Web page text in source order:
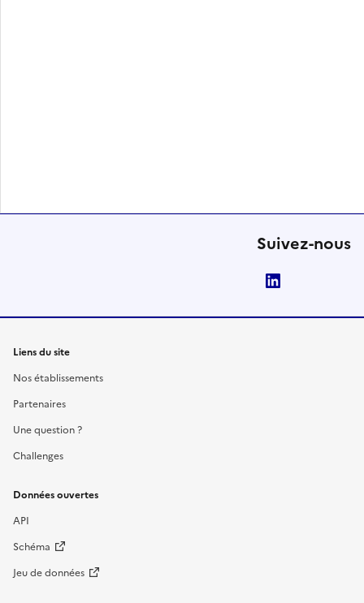
Suivez-nous
Liens du site
Nos établissements
Partenaires
Une question ?
Challenges
Données ouvertes
API
Schéma
Jeu de données